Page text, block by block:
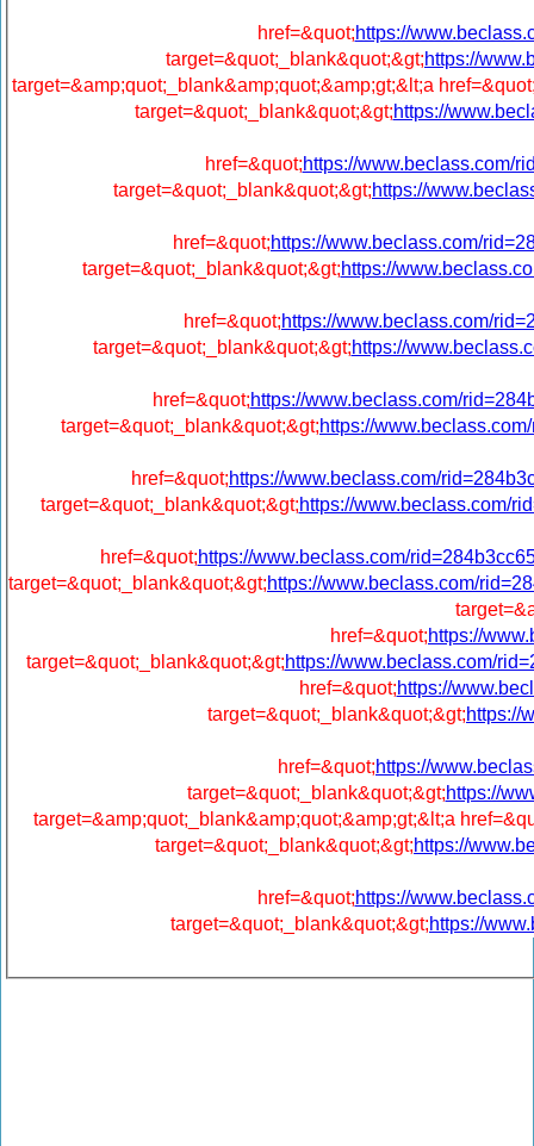
href=&quot;https://
target=&quot;_blank&quot;&gt;https://
target=&amp;quot;_blank&amp;quot;&amp;gt;&lt;a
target=&quot;_blank&quot;&gt;https://
href=&quot;https://www.beclass.com/
target=&quot;_blank&quot;&gt;https://
href=&quot;https://www.beclass.com/
target=&quot;_blank&quot;&gt;https://
href=&quot;https://www.beclass.com/
target=&quot;_blank&quot;&gt;https://
href=&quot;https://www.beclass.com/
target=&quot;_blank&quot;&gt;https://
href=&quot;https://www.beclass.com/
target=&quot;_blank&quot;&gt;https://www.beclass.com/
href=&quot;https://www.beclass.com/
target=&quot;_blank&quot;&gt;https://www.beclass.com/
href=&quot;https://
target=&quot;_blank&quot;&gt;https://www.beclass.com/
href=&quot;https://
target=&quot;_blank&quot;&gt;https://
href=&quot;https://
target=&quot;_blank&quot;&gt;https://
target=&amp;quot;_blank&amp;quot;&amp;gt;&lt;a
target=&quot;_blank&quot;&gt;https://
href=&quot;https://
target=&quot;_blank&quot;&gt;https://